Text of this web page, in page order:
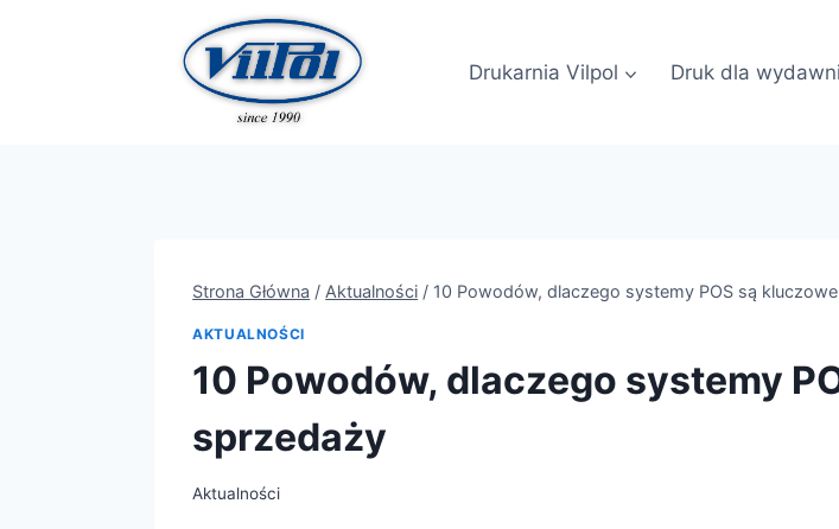
Drukarnia Vilpol Druk dla
Strona Główna / Aktualności / 10 Powodów, dlaczego systemy POS są
AKTUALNOŚCI
10 Powodów, dlaczego systemy
sprzedaży
Aktualności